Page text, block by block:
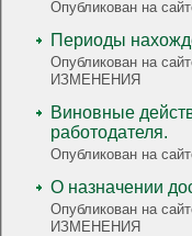
Опубликован на
Периоды
Опубликован на
ИЗМЕНЕНИЯ
Виновные действия
работодателя.
Опубликован на
О назначении
Опубликован на
ИЗМЕНЕНИЯ